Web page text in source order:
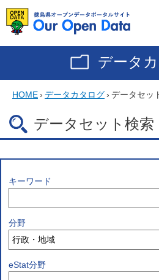
データ
HOME› データカタログ› データセッ
データセット検索
キーワード
分野
eStat分野